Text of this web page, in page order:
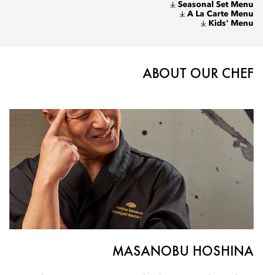
Seasonal Set Menu
A La Carte Menu
Kids' Menu
ABOUT OUR CHEF
MASANOBU HOSHINA